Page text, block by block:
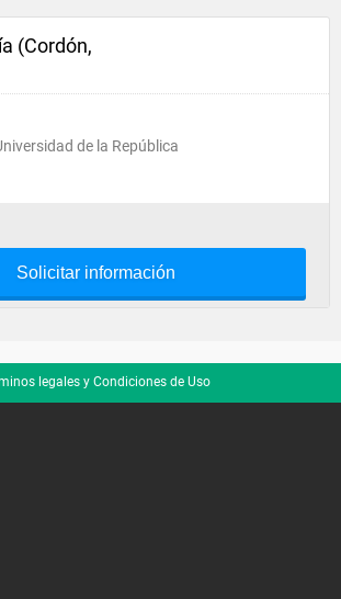
(Cordón,
de la República
Solicitar información
legales y Condiciones de Uso